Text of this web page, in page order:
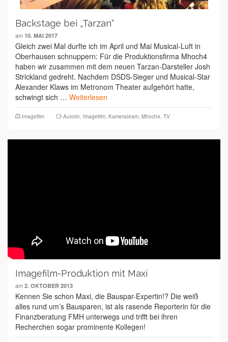
Backstage bei „Tarzan“
am 10. MAI 2017
Gleich zwei Mal durfte ich im April und Mai Musical-Luft in
Oberhausen schnuppern: Für die Produktionsfirma Mhoch4
haben wir zusammen mit dem neuen Tarzan-Darsteller Josh
Strickland gedreht. Nachdem DSDS-Sieger und Musical-Star
Alexander Klaws im Metronom Theater aufgehört hatte,
schwingt sich … Weiterlesen
Imagefilm Autorin, Imagefilm, Kamerateam, Mhoch4, TV
Imagefilm-Produktion mit Maxi
am 2. OKTOBER 2013
Kennen Sie schon Maxi, die Bauspar-Expertin!? Die weiß
alles rund um’s Bausparen, ist als rasende Reporterin für die
Finanzberatung FMH unterwegs und trifft bei ihren
Recherchen sogar prominente Kollegen!